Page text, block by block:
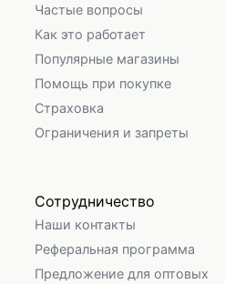
Частые вопросы
Как это работает
Популярные магазины
Помощь при покупке
Страховка
Ограничения и запреты
Сотрудничество
Наши контакты
Реферальная программа
Предложение для оптовых